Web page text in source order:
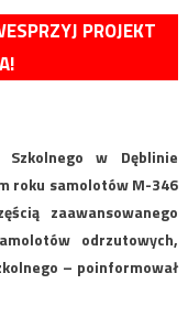
PROJEKT
w Dęblinie
roku samolotów M-346
zaawansowanego
odrzutowych,
– poinformował